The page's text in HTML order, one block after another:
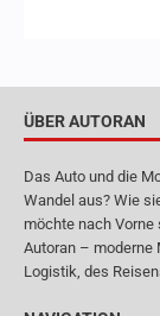
ÜBER AUTORAN
Das Auto und die
Wandel aus? Wie
möchte nach
Autoran – moderne
Logistik, des